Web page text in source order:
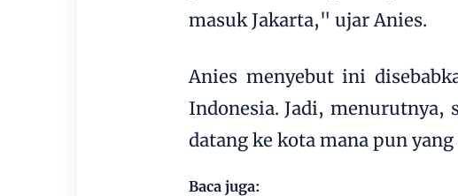
masuk Jakarta," ujar Anies.
Anies menyebut ini
Indonesia. Jadi, menurutnya,
datang ke kota mana pun
Baca juga: